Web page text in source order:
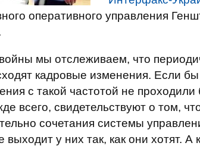
оперативного управления
мы отслеживаем, что
кадровые изменения. Если
с такой частотой не
всего, свидетельствуют о том,
сочетания системы
выходит у них так, как они хотят.